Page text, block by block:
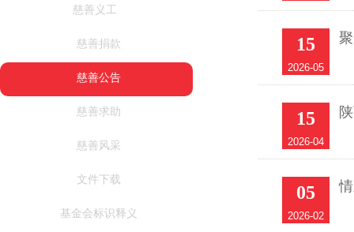
慈善义工
慈善捐款
慈善公告
慈善求助
慈善风采
文件下载
基金会标识释义
15
2026-05
15
2026-04
05
2026-02